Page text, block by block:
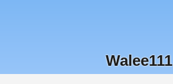
Walee111